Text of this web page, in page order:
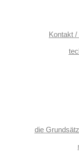
ovládání palubního
Elektronisches
automatisch im
Automatikgetriebe,
Kontakt
die